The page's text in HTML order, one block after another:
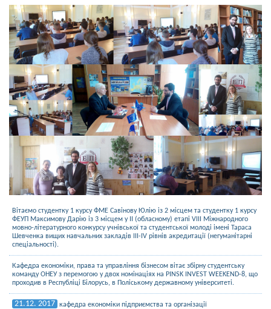
Вітаємо студентку 1 курсу ФМЕ Савінову Юлію із 2 місцем та студентку 1 курсу
ФЕУП Максимову Дарію із 3 місцем у ІІ (обласному) етапі VIII Міжнародного
мовно-літературного конкурсу учнівської та студентської молоді імені Тараса
Шевченка вищих навчальних закладів ІІІ-IV рівнів акредитації (негуманітарні
спеціальності).
Кафедра економіки, права та управління бізнесом вітає збірну студентську
команду ОНЕУ з перемогою у двох номінаціях на PINSK INVEST WEEKEND-8, що
проходив в Республіці Білорусь, в Поліському державному університеті.
21.12. 2017 кафедра економіки підприємства та організації